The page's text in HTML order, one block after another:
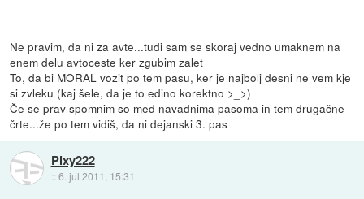
Ne pravim, da ni za avte...tudi sam se skoraj vedno umaknem na
enem delu avtoceste ker zgubim zalet
To, da bi MORAL vozit po tem pasu, ker je najbolj desni ne vem kje
si zvleku (kaj šele, da je to edino korektno >_>)
Če se prav spomnim so med navadnima pasoma in tem drugačne
črte...že po tem vidiš, da ni dejanski 3. pas
Pixy222
::6. jul 2011, 15:31